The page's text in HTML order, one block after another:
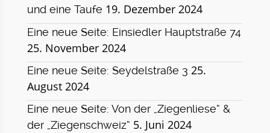
und eine Taufe 19. Dezember 2024
Eine neue Seite: Einsiedler Hauptstraße 74
25. November 2024
Eine neue Seite: Seydelstraße 3 25.
August 2024
Eine neue Seite: Von der „Ziegenliese“ &
der „Ziegenschweiz“ 5. Juni 2024